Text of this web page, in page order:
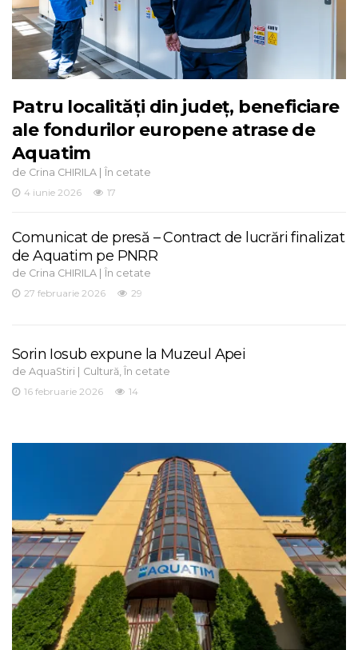
Patru localități din județ, beneficiare
ale fondurilor europene atrase de
Aquatim
de Crina CHIRILA | În cetate
4 iunie 2026
17
Comunicat de presă – Contract de lucrări finalizat
de Aquatim pe PNRR
de Crina CHIRILA | În cetate
27 februarie 2026
29
Sorin Iosub expune la Muzeul Apei
de AquaStiri | Cultură În cetate
16 februarie 2026
14